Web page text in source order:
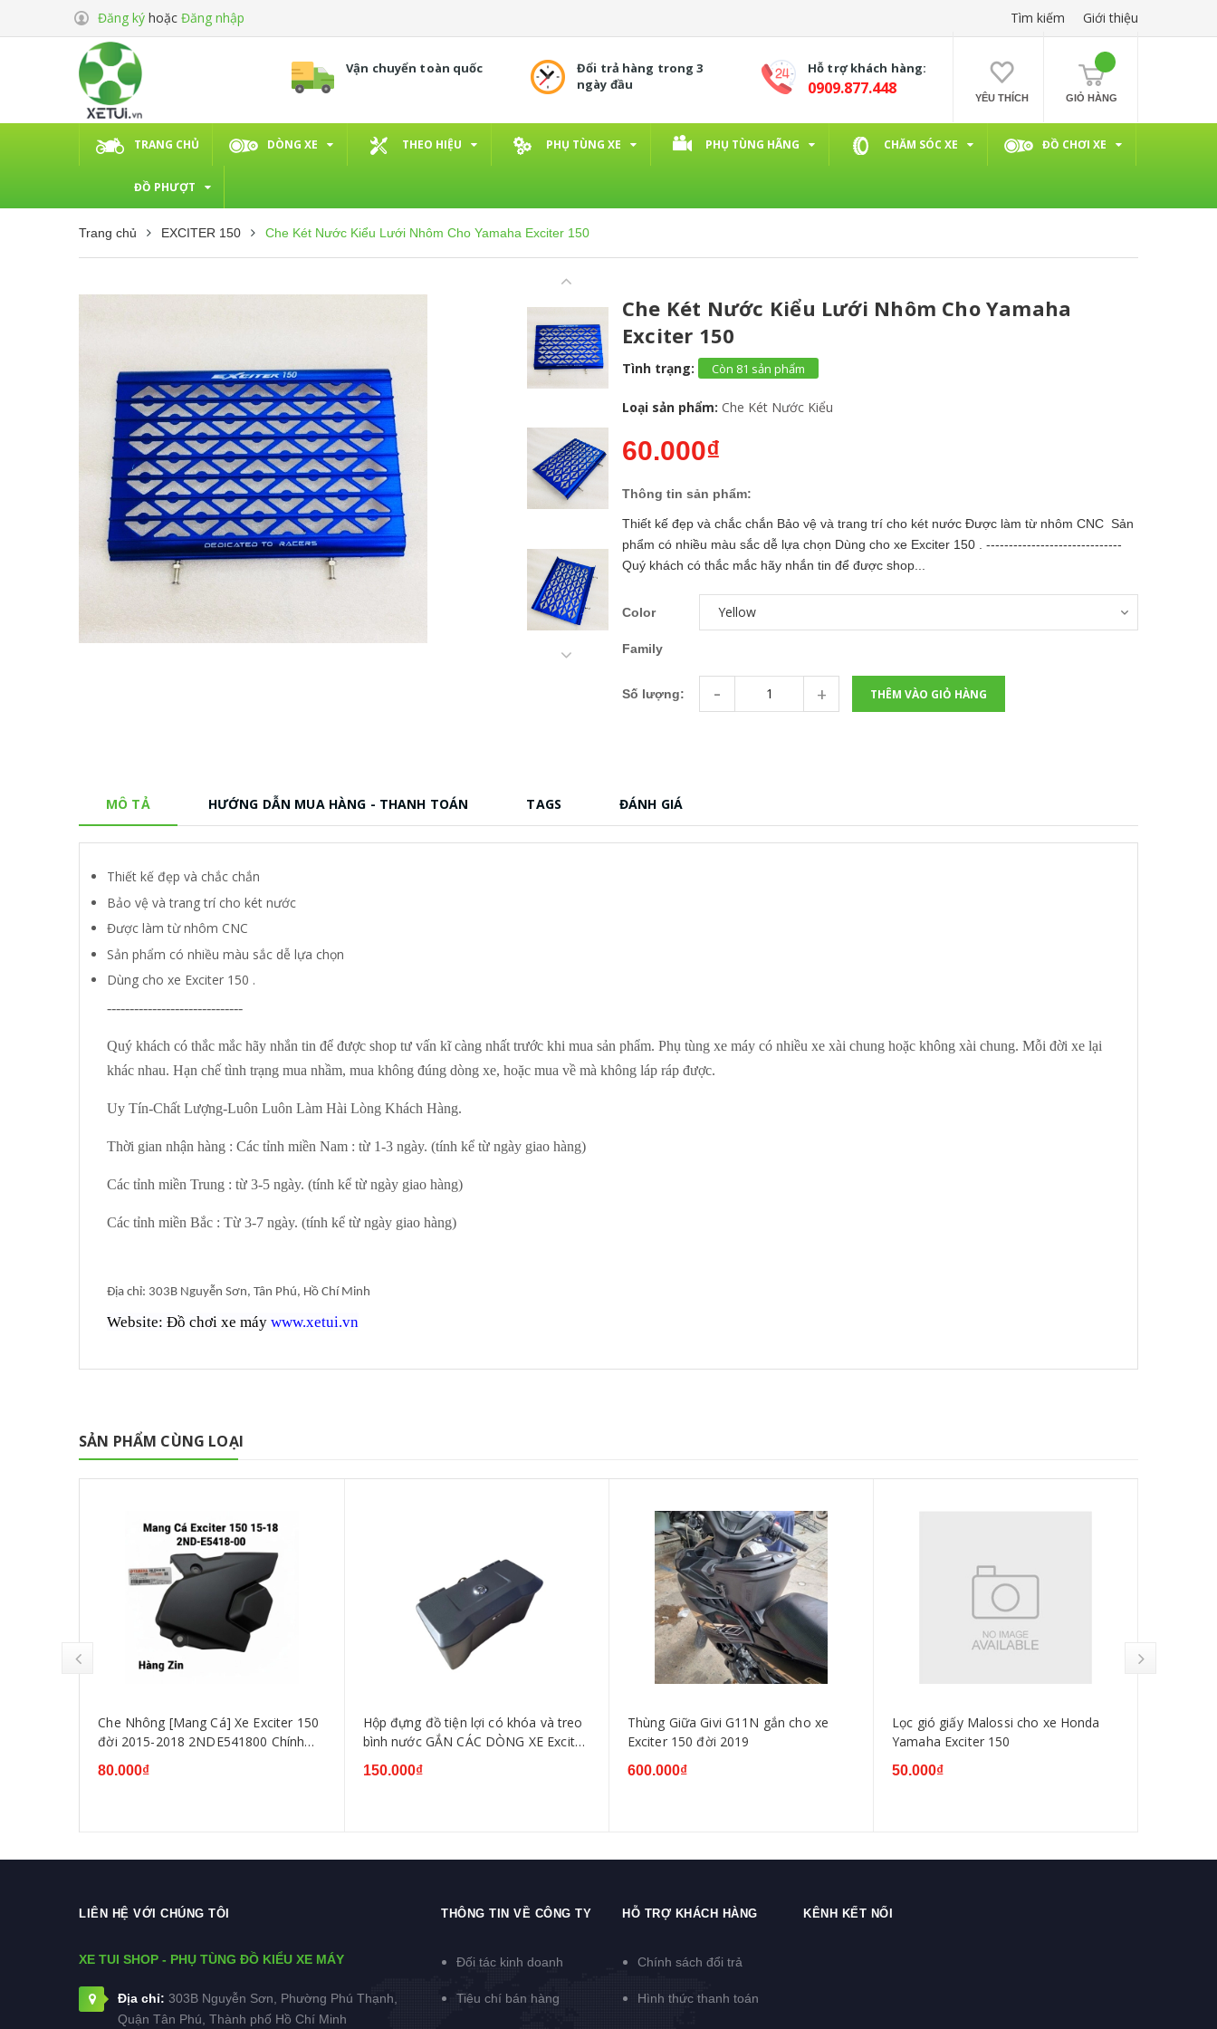
Đăng ký hoặc Đăng nhập Tìm kiếm Giới thiệu
Vận chuyển toàn quốc
Đổi trả hàng trong 3
ngày đầu
Hỗ trợ khách hàng:
0909.877.448 YÊU THÍCH GIỎ HÀNG
TRANG CHỦ DÒNG XE THEO HIỆU PHỤ TÙNG XE PHỤ TÙNG HÃNG CHĂM SÓC XE ĐỒ CHƠI XE
ĐỒ PHƯỢT
Trang chủ EXCITER 150 Che Két Nước Kiểu Lưới Nhôm Cho Yamaha Exciter 150
Che Két Nước Kiểu Lưới Nhôm Cho Yamaha
Exciter 150
Tình trạng: Còn 81 sản phẩm
Loại sản phẩm: Che Két Nước Kiểu
60.000₫
Thông tin sản phẩm:
Thiết kế đẹp và chắc chắn Bảo vệ và trang trí cho két nước Được làm từ nhôm CNC Sản
phẩm có nhiều màu sắc dễ lựa chọn Dùng cho xe Exciter 150 . ------------------------------
Quý khách có thắc mắc hãy nhắn tin để được shop...
Color
Family
Số lượng: - + THÊM VÀO GIỎ HÀNG
MÔ TẢ HƯỚNG DẪN MUA HÀNG - THANH TOÁN TAGS ĐÁNH GIÁ
Thiết kế đẹp và chắc chắn
Bảo vệ và trang trí cho két nước
Được làm từ nhôm CNC
Sản phẩm có nhiều màu sắc dễ lựa chọn
Dùng cho xe Exciter 150 .
------------------------------
Quý khách có thắc mắc hãy nhắn tin để được shop tư vấn kĩ càng nhất trước khi mua sản phẩm. Phụ tùng xe máy có nhiều xe xài chung hoặc không xài chung. Mỗi đời xe lại
khác nhau. Hạn chế tình trạng mua nhầm, mua không đúng dòng xe, hoặc mua về mà không láp ráp được.
Uy Tín-Chất Lượng-Luôn Luôn Làm Hài Lòng Khách Hàng.
Thời gian nhận hàng : Các tỉnh miền Nam : từ 1-3 ngày. (tính kể từ ngày giao hàng)
Các tỉnh miền Trung : từ 3-5 ngày. (tính kể từ ngày giao hàng)
Các tỉnh miền Bắc : Từ 3-7 ngày. (tính kể từ ngày giao hàng)
Địa chỉ: 303B Nguyễn Sơn, Tân Phú, Hồ Chí Minh
Website: Đồ chơi xe máy www.xetui.vn
SẢN PHẨM CÙNG LOẠI
Che Nhông [Mang Cá] Xe Exciter 150
đời 2015-2018 2NDE541800 Chính
Hãng Yamaha
80.000₫
Hộp đựng đồ tiện lợi có khóa và treo
bình nước GẮN CÁC DÒNG XE Exciter
135 2011, Exciter 135 2010, Exciter
150,WINNER ,SIRIUS, WAVE...
150.000₫
Thùng Giữa Givi G11N gắn cho xe
Exciter 150 đời 2019
600.000₫
Lọc gió giấy Malossi cho xe Honda
Yamaha Exciter 150
50.000₫
LIÊN HỆ VỚI CHÚNG TÔI
XE TUI SHOP - PHỤ TÙNG ĐỒ KIỂU XE MÁY
Địa chỉ: 303B Nguyễn Sơn, Phường Phú Thạnh,
Quận Tân Phú, Thành phố Hồ Chí Minh
THÔNG TIN VỀ CÔNG TY
Đối tác kinh doanh
Tiêu chí bán hàng
HỖ TRỢ KHÁCH HÀNG
Chính sách đổi trả
Hình thức thanh toán
KÊNH KẾT NỐI